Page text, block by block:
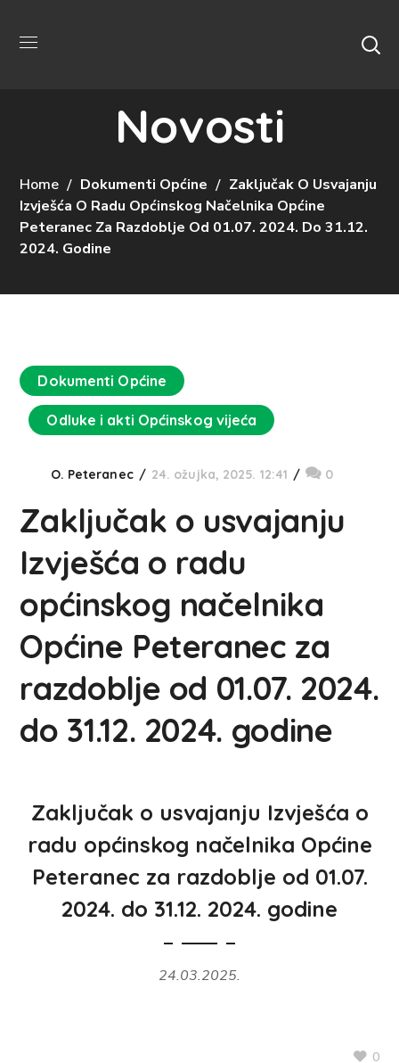
Novosti
Home Dokumenti Općine
Zaključak O Usvajanju
Izvješća O Radu Općinskog Načelnika Općine
Peteranec Za Razdoblje Od 01.07. 2024. Do 31.12.
2024. Godine
Dokumenti Općine
Odluke i akti Općinskog vijeća
O. Peteranec 24. ožujka, 2025. 12:41 0
Zaključak o usvajanju
Izvješća o radu
općinskog načelnika
Općine Peteranec za
razdoblje od 01.07. 2024.
do 31.12. 2024. godine
Zaključak o usvajanju Izvješća o
radu općinskog načelnika Općine
Peteranec za razdoblje od 01.07.
2024. do 31.12. 2024. godine
24.03.2025.
0